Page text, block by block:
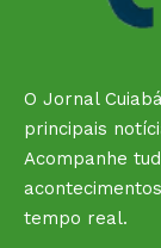
O Jornal
principais
Acompanhe
tempo real.